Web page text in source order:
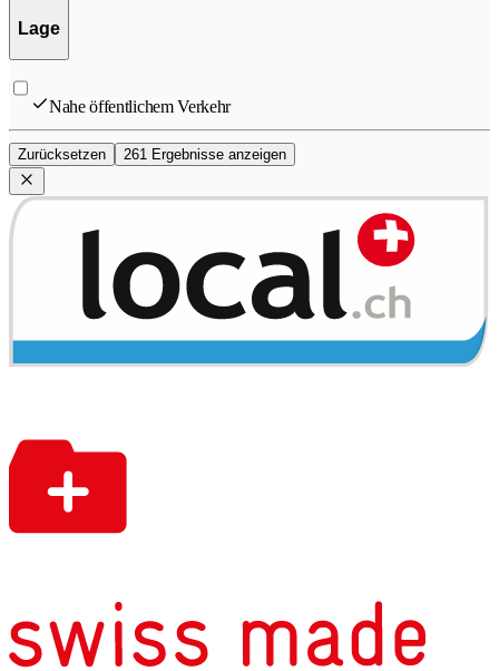
Lage
Nahe öffentlichem Verkehr
Zurücksetzen 261 Ergebnisse anzeigen